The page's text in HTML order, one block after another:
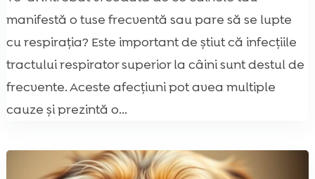
manifestă o tuse frecventă sau pare să se lupte
cu respirația? Este important de știut că infecțiile
tractului respirator superior la câini sunt destul de
frecvente. Aceste afecțiuni pot avea multiple
cauze și prezintă o...